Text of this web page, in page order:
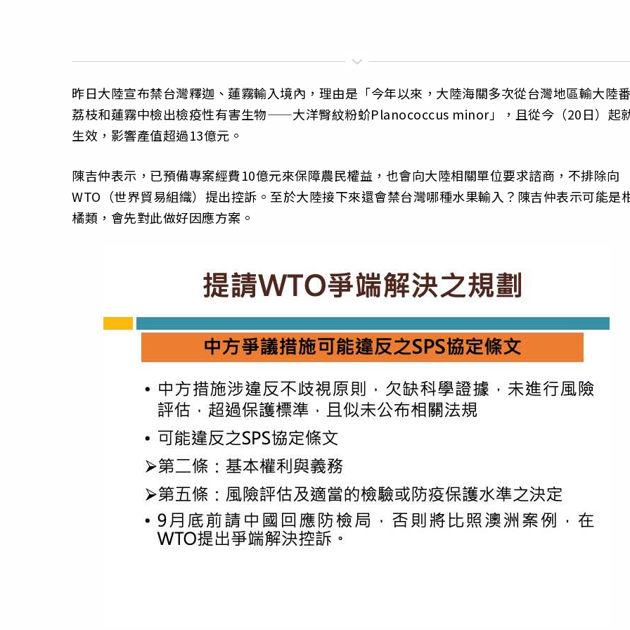
昨日大陸宣布禁台灣釋迦、蓮霧輸入境內，理由是「今年以來，大陸海關多次從台灣地區輸大陸番
荔枝和蓮霧中檢出檢疫性有害生物——大洋臀紋粉蚧Planococcus minor」，且從今（20日）起
生效，影響產值超過13億元。
陳吉仲表示，已預備專案經費10億元來保障農民權益，也會向大陸相關單位要求諮商，不排除向
WTO（世界貿易組織）提出控訴。至於大陸接下來還會禁台灣哪種水果輸入？陳吉仲表示可能是
橘類，會先對此做好因應方案。